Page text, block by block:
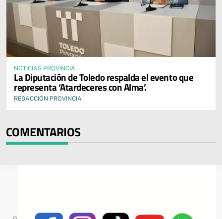
NOTICIAS PROVINCIA
La Diputación de Toledo respalda el evento que
representa ‘Atardeceres con Alma’.
REDACCIÓN PROVINCIA
COMENTARIOS